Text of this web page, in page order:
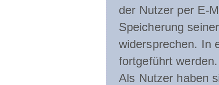
der Nutzer per E-
Speicherung
widersprechen. In
fortgeführt werden.
Als Nutzer haben